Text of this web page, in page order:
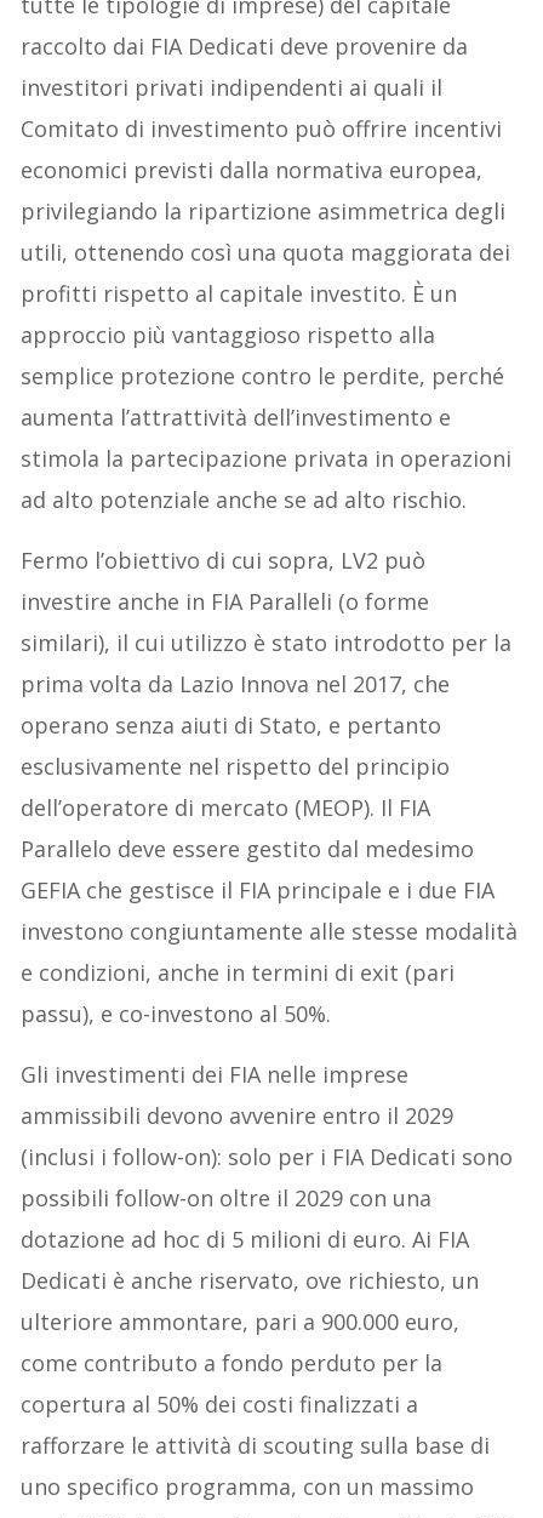
raccolto dai FIA Dedicati deve provenire da
investitori privati indipendenti ai quali il
Comitato di investimento può offrire incentivi
economici previsti dalla normativa europea,
privilegiando la ripartizione asimmetrica degli
utili, ottenendo così una quota maggiorata dei
profitti rispetto al capitale investito. È un
approccio più vantaggioso rispetto alla
semplice protezione contro le perdite, perché
aumenta l’attrattività dell’investimento e
stimola la partecipazione privata in operazioni
ad alto potenziale anche se ad alto rischio.
Fermo l’obiettivo di cui sopra, LV2 può
investire anche in FIA Paralleli (o forme
similari), il cui utilizzo è stato introdotto per la
prima volta da Lazio Innova nel 2017, che
operano senza aiuti di Stato, e pertanto
esclusivamente nel rispetto del principio
dell’operatore di mercato (MEOP). Il FIA
Parallelo deve essere gestito dal medesimo
GEFIA che gestisce il FIA principale e i due FIA
investono congiuntamente alle stesse modalità
e condizioni, anche in termini di exit (pari
passu), e co-investono al 50%.
Gli investimenti dei FIA nelle imprese
ammissibili devono avvenire entro il 2029
(inclusi i follow-on): solo per i FIA Dedicati sono
possibili follow-on oltre il 2029 con una
dotazione ad hoc di 5 milioni di euro. Ai FIA
Dedicati è anche riservato, ove richiesto, un
ulteriore ammontare, pari a 900.000 euro,
come contributo a fondo perduto per la
copertura al 50% dei costi finalizzati a
rafforzare le attività di scouting sulla base di
uno specifico programma, con un massimo